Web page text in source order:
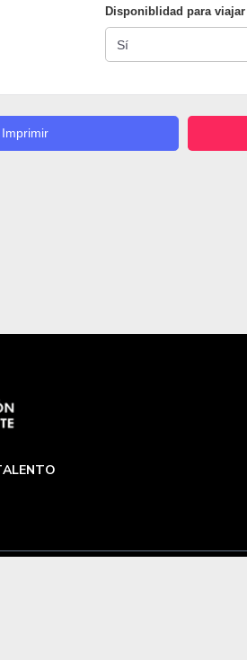
Disponiblidad para viajar
Imprimir